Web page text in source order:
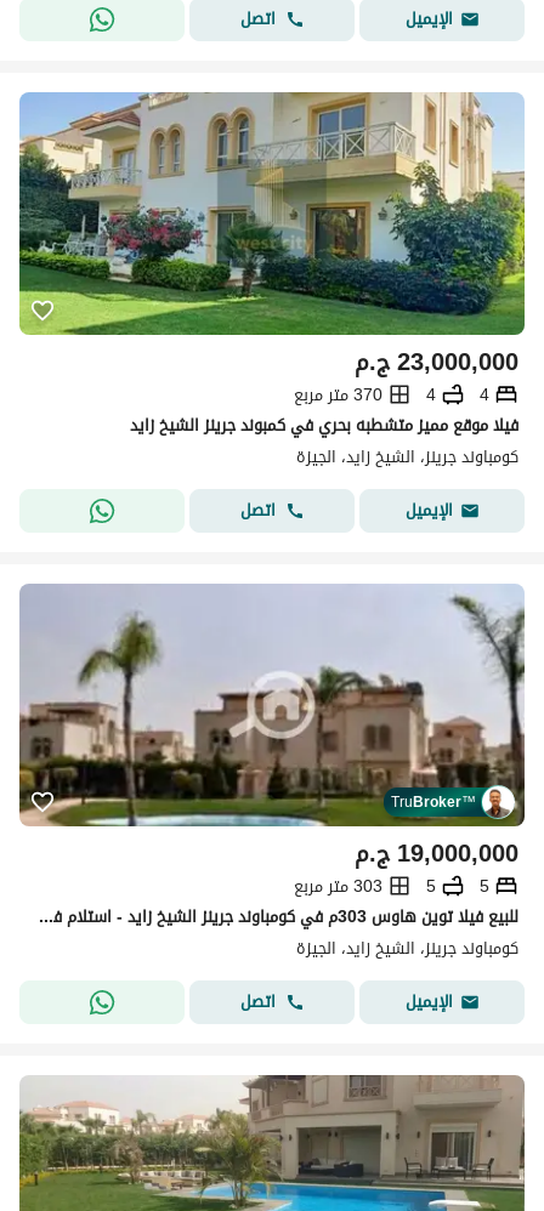
الإيميل
اتصل
ج.م23,000,000
4
4
370 متر مربع
فيلا موقع مميز متشطبه بحري في كمبوند جرينز الشيخ زايد
كومباوند جرينز، الشيخ زايد، الجيزة
الإيميل
اتصل
TruBroker™
ج.م19,000,000
5
5
303 متر مربع
للبيع فيلا توين هاوس 303م في كومباوند جرينز الشيخ زايد - استلام فوري - بحري
كومباوند جرينز، الشيخ زايد، الجيزة
الإيميل
اتصل